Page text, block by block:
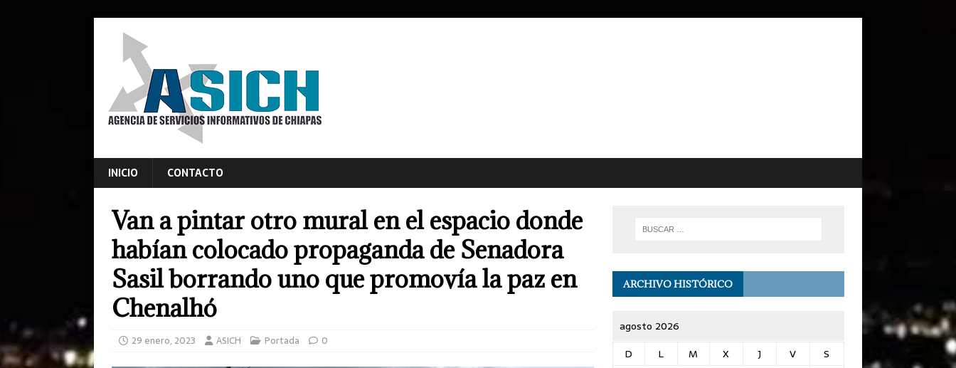
INICIO CONTACTO
Van a pintar otro mural en el espacio donde
habían colocado propaganda de Senadora
Sasil borrando uno que promovía la paz en
Chenalhó
29 enero, 2023 ASICH Portada 0
ARCHIVO HISTÓRICO
agosto 2026
D
L M X J V
S